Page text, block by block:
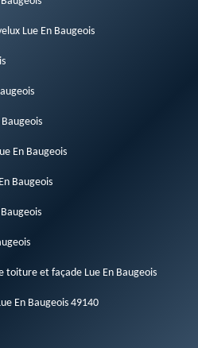
Lue En Baugeois
En Baugeois
Baugeois
toiture et façade Lue En Baugeois
En Baugeois 49140